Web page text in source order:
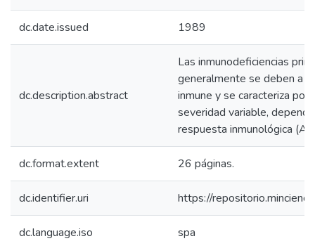
dc.date.issued 1989
dc.description.abstract
Las inmunodeficiencias
generalmente se deben a
inmune y se caracteriza
severidad variable,
respuesta inmunológica
dc.format.extent 26 páginas.
dc.identifier.uri https://
dc.language.iso spa